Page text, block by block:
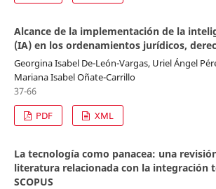
Alcance de la implementación de la
(IA) en los ordenamientos jurídicos,
Georgina Isabel De-León-Vargas, Uriel Ángel
Mariana Isabel Oñate-Carrillo
37-66
PDF
XML
La tecnología como panacea: una
literatura relacionada con la integración
SCOPUS